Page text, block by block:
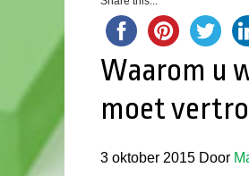
Waarom u
moet
3 oktober 2015 Door